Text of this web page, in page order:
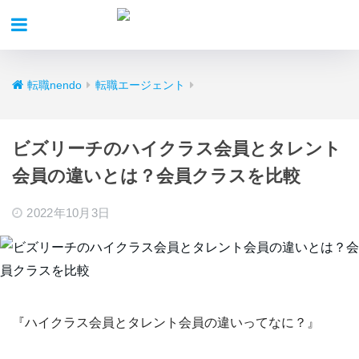
転職nendo 転職エージェント
ビズリーチのハイクラス会員とタレント
会員の違いとは？会員クラスを比較
2022年10月3日
『ハイクラス会員とタレント会員の違いってなに？』